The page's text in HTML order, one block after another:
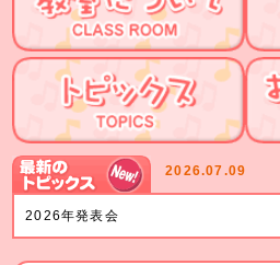
2026.07.09
2026年発表会